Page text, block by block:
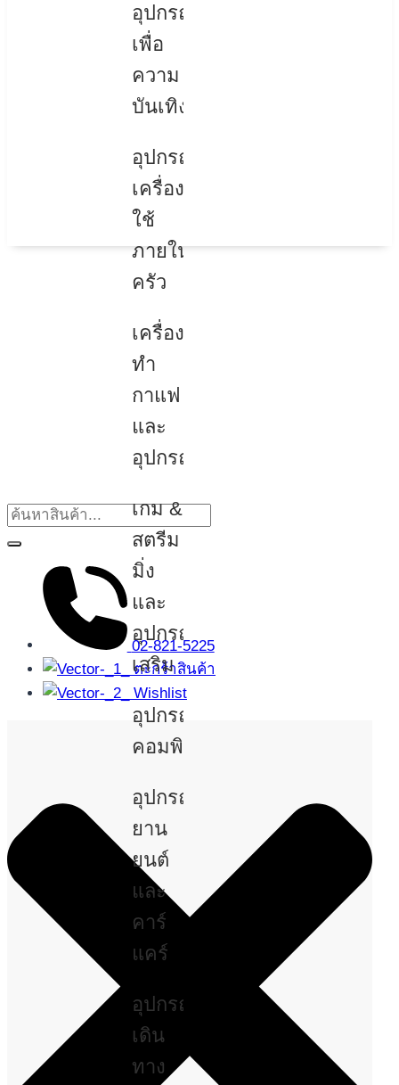
อุปกรณ์
เพื่อ
ความ
บันเทิง
อุปกรณ์
เครื่อง
ใช้
ภายใน
ครัว
เครื่อง
ทำ
กาแฟ
และ
อุปกรณ์
เกม &
สตรีม
มิ่ง
และ
อุปกรณ์
เสริม
อุปกรณ์
คอมพิวเตอร์
อุปกรณ์
ยาน
ยนต์
และ
คาร์
แคร์
อุปกรณ์
เดิน
ทาง
02-821-5225
ตะกร้าสินค้า
Wishlist